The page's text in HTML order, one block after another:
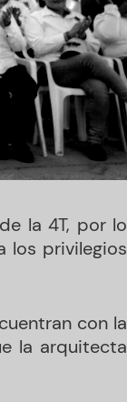
la 4T, por lo
los privilegios
con la
la arquitecta